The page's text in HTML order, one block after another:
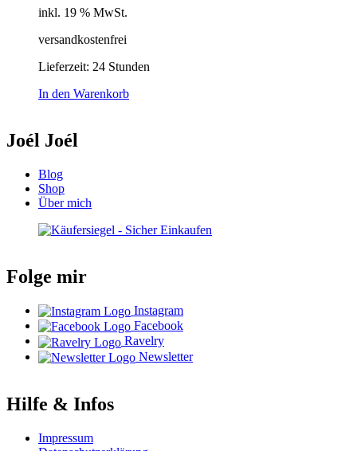
inkl. 19 % MwSt.
versandkostenfrei
Lieferzeit: 24 Stunden
In den Warenkorb
Joél Joél
Blog
Shop
Über mich
Folge mir
Instagram
Facebook
Ravelry
Newsletter
Hilfe & Infos
Impressum